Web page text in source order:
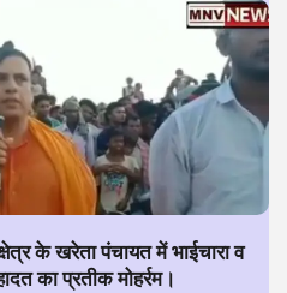
के खरेता पंचायत में भाईचारा व
का प्रतीक मोहर्रम।